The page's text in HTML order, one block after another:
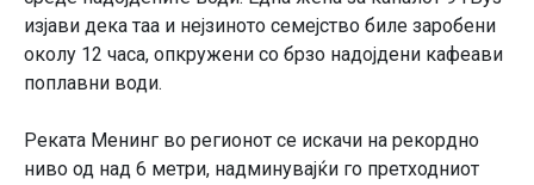
изјави дека таа и нејзиното семејство биле заробени
околу 12 часа, опкружени со брзо надојдени кафеави
поплавни води.
Реката Менинг во регионот се искачи на рекордно
ниво од над 6 метри, надминувајќи го претходниот